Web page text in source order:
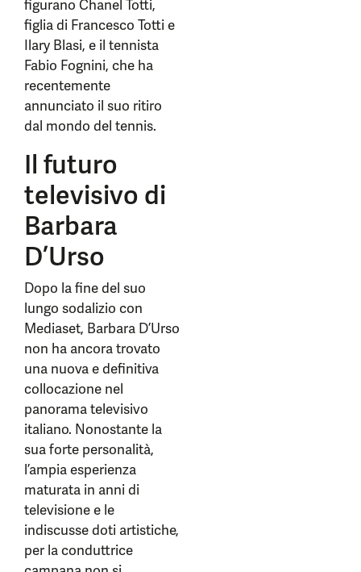
figurano Chanel Totti,
figlia di Francesco Totti e
Ilary Blasi, e il tennista
Fabio Fognini, che ha
recentemente
annunciato il suo ritiro
dal mondo del tennis.
Il futuro
televisivo di
Barbara
D’Urso
Dopo la fine del suo
lungo sodalizio con
Mediaset, Barbara D’Urso
non ha ancora trovato
una nuova e definitiva
collocazione nel
panorama televisivo
italiano. Nonostante la
sua forte personalità,
l’ampia esperienza
maturata in anni di
televisione e le
indiscusse doti artistiche,
per la conduttrice